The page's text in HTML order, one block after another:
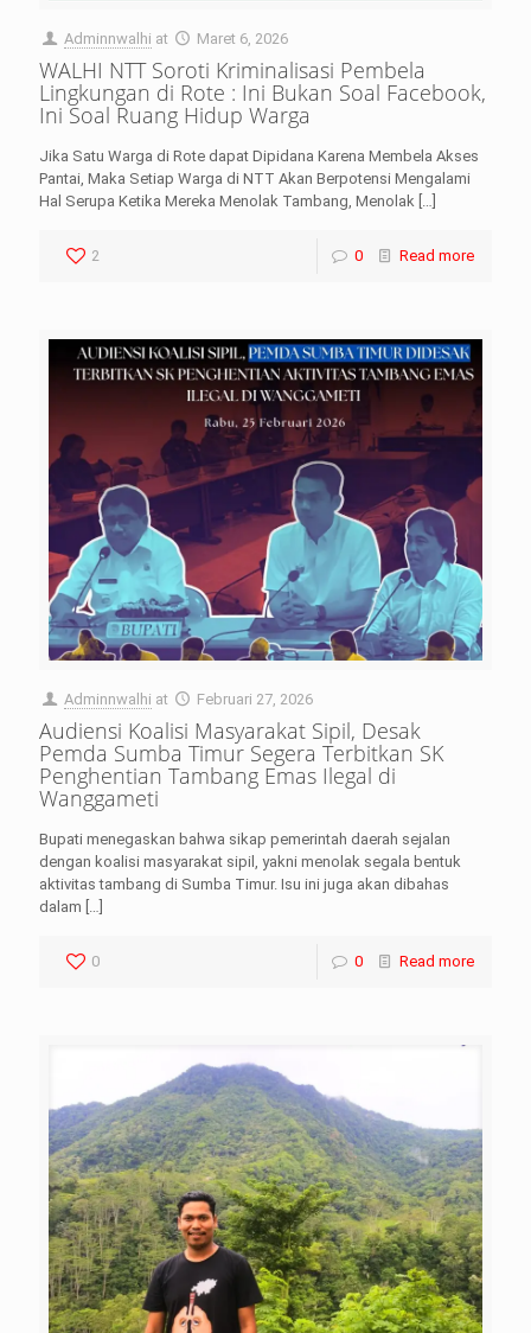
Adminnwalhi at Maret 6, 2026
WALHI NTT Soroti Kriminalisasi Pembela
Lingkungan di Rote : Ini Bukan Soal Facebook,
Ini Soal Ruang Hidup Warga
Jika Satu Warga di Rote dapat Dipidana Karena Membela Akses
Pantai, Maka Setiap Warga di NTT Akan Berpotensi Mengalami
Hal Serupa Ketika Mereka Menolak Tambang, Menolak […]
2 0 Read more
Adminnwalhi at Februari 27, 2026
Audiensi Koalisi Masyarakat Sipil, Desak
Pemda Sumba Timur Segera Terbitkan SK
Penghentian Tambang Emas Ilegal di
Wanggameti
Bupati menegaskan bahwa sikap pemerintah daerah sejalan
dengan koalisi masyarakat sipil, yakni menolak segala bentuk
aktivitas tambang di Sumba Timur. Isu ini juga akan dibahas
dalam […]
0 0 Read more